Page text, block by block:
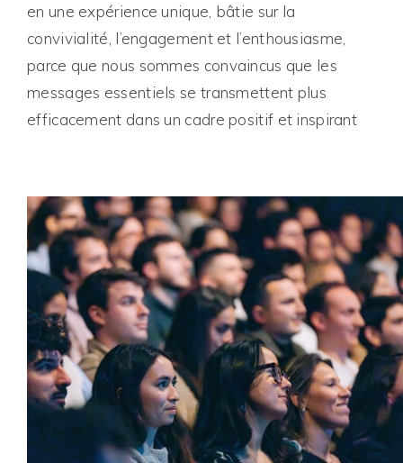
en une expérience unique, bâtie sur la
convivialité, l’engagement et l’enthousiasme,
parce que nous sommes convaincus que les
messages essentiels se transmettent plus
efficacement dans un cadre positif et inspirant